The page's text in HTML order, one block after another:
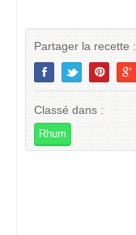
Partager la recette :
Classé dans :
Rhum